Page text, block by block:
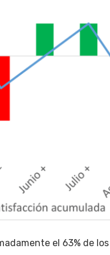
el 63% de